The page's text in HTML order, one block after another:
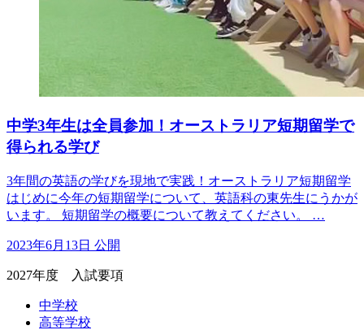
中学3年生は全員参加！オーストラリア短期留学で
得られる学び
3年間の英語の学びを現地で実践！オーストラリア短期留学
はじめに今年の短期留学について、英語科の東先生にうかが
います。 短期留学の概要について教えてください。 …
2023年6月13日 公開
2027年度 入試要項
中学校
高等学校